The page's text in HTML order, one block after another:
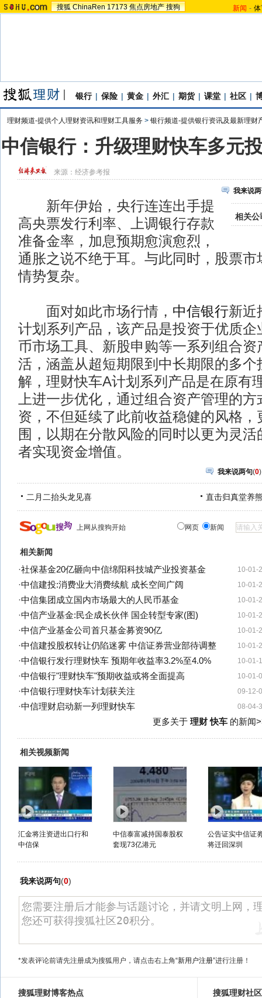
搜狐 ChinaRen 17173 焦点房地产 搜狗 新闻 -
银行 | 保险 | 黄金 | 外汇 | 期货 | 课堂 | 社区 |
理财频道-提供个人理财资讯和理财工具服务 > 银行频道-提供银行资讯及最新理财
中信银行：升级理财快车多元
来源： 经济参考报
我来说
相关公
新年伊始，央行连连出手提
高央票发行利率、上调银行存款
准备金率，加息预期愈演愈烈，
通胀之说不绝于耳。与此同时，股票市
情势复杂。
面对如此市场行情， 中信银行新近
计划系列产品，该产品是投资于优质企
币市场工具、新股申购等一系列组合资
活，涵盖从超短期限到中长期限的多个
解，理财快车A计划系列产品是在原有
上进一步优化，通过组合资产管理的
资，不但延续了此前收益稳健的风格，
围，以期在分散风险的同时以更为灵
者实现资金增值。
我来说两句(0)
二月二抬头龙见喜 直击归真堂养
上网从搜狗开始 网页 新闻
相关新闻
10-01-
·社保基金20亿砸向中信绵阳科技城产业投资基金
10-01-
·中信建投:消费业大消费续航 成长空间广阔
10-01-
·中信集团成立国内市场最大的人民币基金
10-01-
·中信产业基金:民企成长伙伴 国企转型专家(图)
10-01-
·中信产业基金公司首只基金募资90亿
10-01-
·中信建投股权转让仍陷迷雾 中信证券营业部待调整
10-01-
·中信银行发行理财快车 预期年收益率3.2%至4.0%
10-01-
·中信银行"理财快车"预期收益或将全面提高
09-12-
·中信银行理财快车计划获关注
08-04-
·中信理财启动新一列理财快车
更多关于 理财 快车的新闻
相关视频新闻
汇金将注资进出口行和
中信保
中信泰富减持国泰股权
套现73亿港元
公告证实中信证
将迁回深圳
我来说两句(0)
*发表评论前请先注册成为搜狐用户，请点击右上角“新用户注册”进行注册！
搜狐理财博客热点 搜狐理财社